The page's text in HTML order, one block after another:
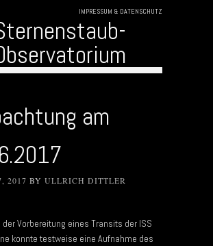
IMPRESSUM & DATENSCHUTZ
am
2017 BY ULLRICH DITTLER
der Vorbereitung eines Transits der ISS
konnte testweise eine Aufnahme des